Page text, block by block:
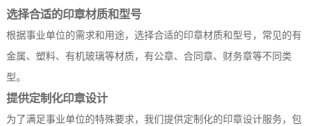
选择合适的印章材质和型号
根据事业单位的需求和用途，选择合适的印章材质和型号，常见的有
金属、塑料、有机玻璃等材质，有公章、合同章、财务章等不同类
型。
提供定制化印章设计
为了满足事业单位的特殊要求，我们提供定制化的印章设计服务，包